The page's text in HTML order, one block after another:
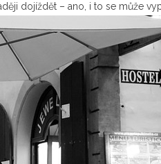
dojíždět – ano, i to se může